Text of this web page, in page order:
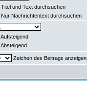
Titel und Text durchsuchen
Nur Nachrichtentext durchsuchen
Aufsteigend
Absteigend
Zeichen des Beitrags anzeigen